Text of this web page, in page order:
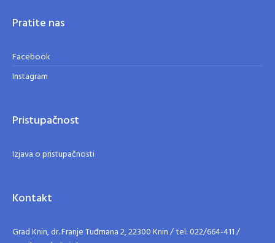
Pratite nas
Facebook
Instagram
Pristupačnost
Izjava o pristupačnosti
Kontakt
Grad Knin, dr. Franje Tuđmana 2, 22300 Knin / tel: 022/664-411 /